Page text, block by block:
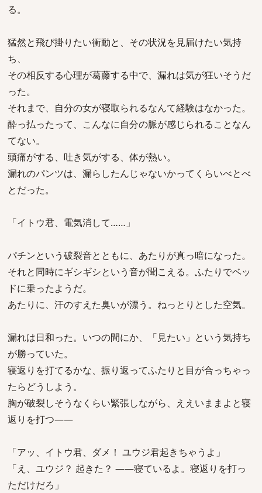
る。
猛然と飛び掛りたい衝動と、その状況を見届けたい気持
ち、
その相反する心理が葛藤する中で、漏れは気が狂いそうだ
った。
それまで、自分の女が寝取られるなんて経験はなかった。
酔っ払ったって、こんなに自分の脈が感じられることなん
てない。
頭痛がする、吐き気がする、体が熱い。
漏れのパンツは、漏らしたんじゃないかってくらいべとべ
とだった。
「イトウ君、電気消して……」
パチンという破裂音とともに、あたりが真っ暗になった。
それと同時にギシギシという音が聞こえる。ふたりでベッ
ドに乗ったようだ。
あたりに、汗のすえた臭いが漂う。ねっとりとした空気。
漏れは日和った。いつの間にか、「見たい」という気持ち
が勝っていた。
寝返りを打てるかな、振り返ってふたりと目が合っちゃっ
たらどうしよう。
胸が破裂しそうなくらい緊張しながら、ええいままよと寝
返りを打つ――
「アッ、イトウ君、ダメ！ ユウジ君起きちゃうよ」
「え、ユウジ？ 起きた？ ――寝ているよ。寝返りを打っ
ただけだろ」